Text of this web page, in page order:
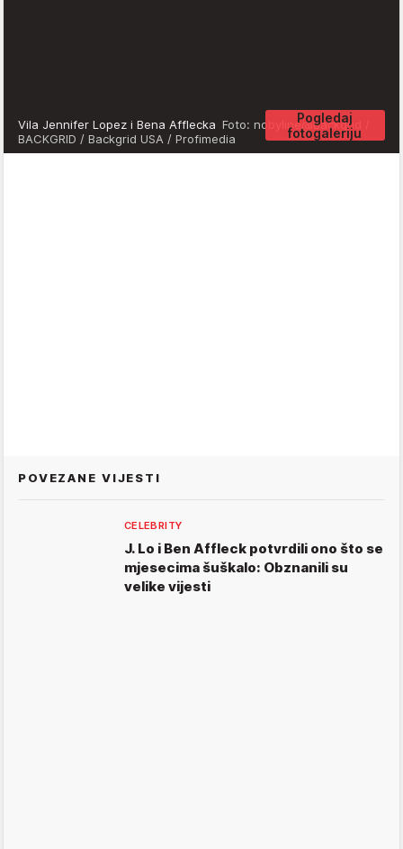
Pogledaj
fotogaleriju
Vila Jennifer Lopez i Bena Afflecka Foto: nobyline@backgrid /
BACKGRID / Backgrid USA / Profimedia
POVEZANE VIJESTI
CELEBRITY
J. Lo i Ben Affleck potvrdili ono što se
mjesecima šuškalo: Obznanili su
velike vijesti